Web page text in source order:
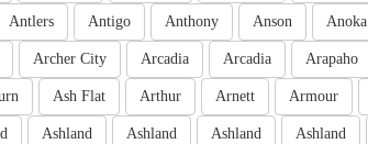
Anoka
Anson
Anthony
Antigo
Antlers
Arapaho
Arcadia
Arcadia
Archer City
Armour
Arnett
Arthur
Ash Flat
Ashland
Ashland
Ashland
Ashland